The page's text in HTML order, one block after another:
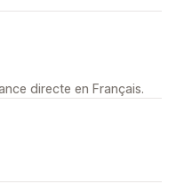
directe en Français.